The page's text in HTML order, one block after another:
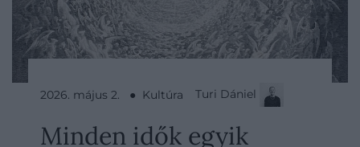
2026. május 2. ● Kultúra Turi Dániel
Minden idők egyik